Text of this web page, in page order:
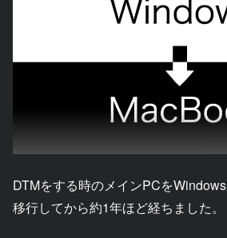
DTMをする時のメインPCを
移行してから約1年ほど経ちました。